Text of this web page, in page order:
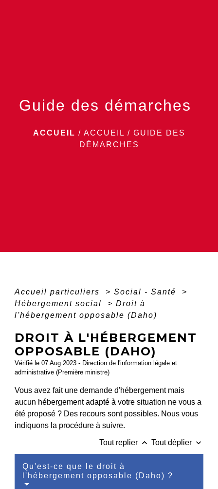
Guide des démarches
ACCUEIL / ACCUEIL / GUIDE DES
DÉMARCHES
Accueil particuliers > Social - Santé
>
Hébergement social
> Droit à
l'hébergement opposable (Daho)
DROIT À L'HÉBERGEMENT
OPPOSABLE (DAHO)
Vérifié le 07 Aug 2023 - Direction de l'information légale et
administrative (Première ministre)
Vous avez fait une demande d'hébergement mais
aucun hébergement adapté à votre situation ne vous a
été proposé ? Des recours sont possibles. Nous vous
indiquons la procédure à suivre.
Tout replier keyboard_arrow_up Tout déplier keyboard_arrow_down
Qu'est-ce que le droit à
l'hébergement opposable (Daho) ?